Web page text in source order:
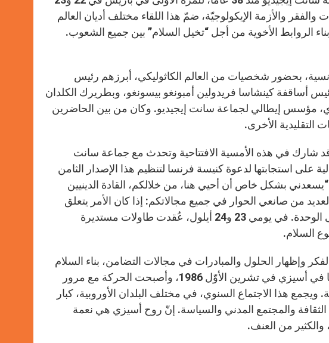
p e
r
k
والفقر والأزمة الإيكولوجيّة، ضمّ هذا اللقاء مختلف أديان العالم
الروابط الأخوية من أجل “تخيل السلام” بين جميع الشعوب.
بحضور شخصيات من العالم الكاثوليكي، أبرزهم رئيس
أساقفة كينشاسا فريدولين أمبونغو بيسونغو، وبطريرك الكلدان
مؤسس إيطالي لجماعة سانت إيجيديو. وكان من بين الحاضرين
التقليدية الأخرى.
شارك في هذه الأمسية الافتتاحية وتحدث مع جماعة سانت
على استجابتها لدعوة كنيسة فرنسا لتنظيم هذا الإصدار الثامن
بشكل خاص أن أحيي هنا، من خلالكم، القادة الدينيين
من صانعي الحوار في جميع مجالاتكم: إذا كان الأمر يتعلق
بالعدالة والحقيقة، فإنّ هذا التبادل لا يمكن أن يؤدي إلا إلى الوحدة. في يومي 23 و24 أيلول، عُقدت طاولات مستديرة
السلام.
وإظهار الحلول والمبادرات في مجالات التضامن، بناء السلام
والاستجابة للأزمات المعاصرة. انعقد أول اجتماع دولي لها في أسيزي في تشرين الأوّل 1986، وأصبحت الحركة مع مرور
شبكة من الجماعات الناشطة في أكثر من 70 دولة. ويجمع هذا الاجتماع السنوي، في مختلف البلدان الأوروبية، كبار
والمجتمع المدني والسياسة. إنّ روح أسيزي هي نعمة
والكثير من العنف.